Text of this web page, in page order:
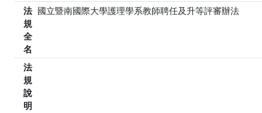
法
規
全
名
國立暨南國際大學護理學系教師聘任及升等評審辦法
法
規
說
明